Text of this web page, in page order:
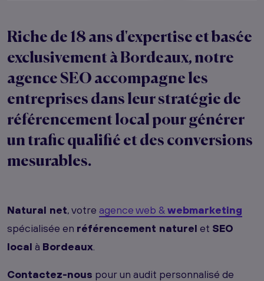
Riche de 18 ans d'expertise et basée
exclusivement àBordeaux, notre
agence SEO accompagne les
entreprises dans leur stratégie de
référencement local pour générer
un trafic qualifié et des conversions
mesurables.
Natural net, votre agence web & webmarketing
spécialisée en référencement naturel et SEO
local à Bordeaux.
Contactez-nous pour un audit personnalisé de